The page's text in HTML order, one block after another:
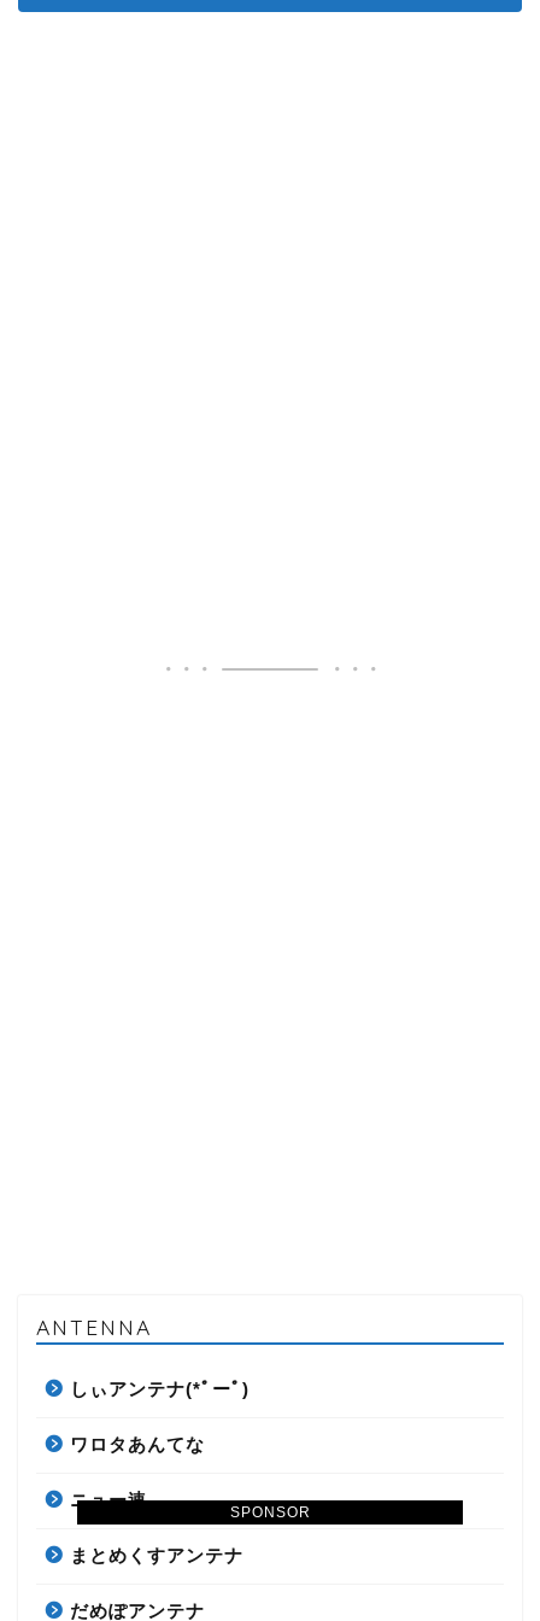
SPONSOR
ANTENNA
しぃアンテナ(*ﾟーﾟ)
ワロタあんてな
ニュー速
まとめくすアンテナ
だめぽアンテナ